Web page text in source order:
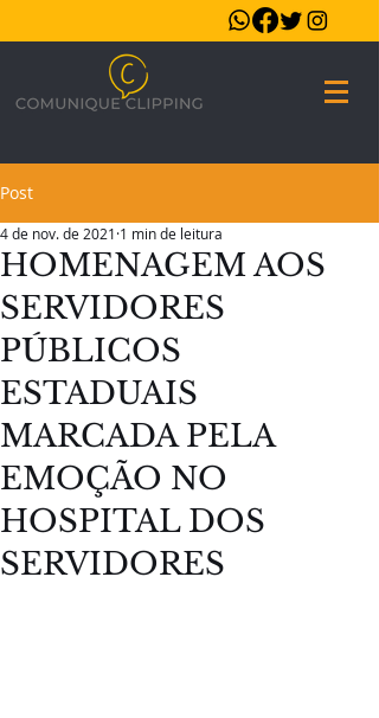
Post
HOMENAGEM AOS
SERVIDORES
PÚBLICOS
ESTADUAIS
MARCADA PELA
EMOÇÃO NO
HOSPITAL DOS
SERVIDORES
4 de nov. de 2021 1 min de leitura